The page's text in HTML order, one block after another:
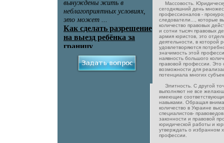
Массовость.
сегодняшний день
профессионалов -
следователи..., которые
количество правовых
и сотни тысяч правовых
армия юристов, это
деятельности, в которой
удовлетворяются
значимость этой
наявность большого
правовой профессии. Это
возможности для
потенциала многих
Элитность. С другой
выполняют не все
имеющие
навыками. Обращая
количество в Украине
специалистов-
законности и правовой
юридической работы и
утверждать о избранном
профессии.